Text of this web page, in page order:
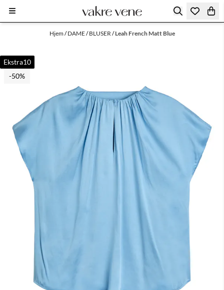
Hopp til innhold
Hjem/DAME/BLUSER /Leah French Matt Blue
Ekstra10
-50%